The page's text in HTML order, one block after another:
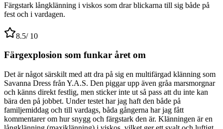
Färgstark långklänning i viskos som drar blickarna till sig både på
fest och i vardagen.
8.5/ 10
Färgexplosion som funkar året om
Det är något särskilt med att dra på sig en multifärgad klänning som
Savanna Dress från Y.A.S. Den piggar upp även gråa marsmorgnar
och känns direkt festlig, men sticker inte ut så pass att du inte kan
bära den på jobbet. Under testet har jag haft den både på
familjemiddag och till vardags, båda gångerna har jag fått
kommentarer om hur snygg och färgstark den är. Klänningen är en